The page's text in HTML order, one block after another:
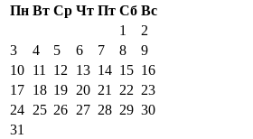
Пн Вт Ср Чт Пт Сб Вс
1
2
3
4 5 6 7 8
9
10 11 12 13 14 15 16
17 18 19 20 21 22 23
24 25 26 27 28 29 30
31